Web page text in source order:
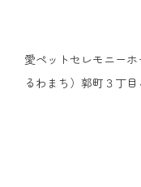
愛ペットセレモニー
るわまち）郭町３丁